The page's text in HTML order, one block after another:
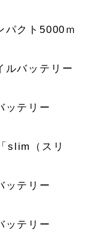
パクト5000ｍ
ルバッテリー
ッテリー
slim（スリ
ッテリー
ッテリー